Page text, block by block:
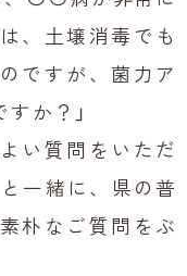
、土壌消毒でも
ですが、菌力ア
か？」
い質問をいただ
一緒に、県の普
朴なご質問をぶ